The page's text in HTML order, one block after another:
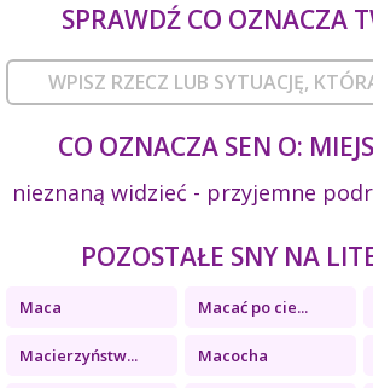
SPRAWDŹ CO OZNACZA
CO OZNACZA SEN O:
nieznaną widzieć - przyjemne
POZOSTAŁE SNY NA
Maca Macać po cie...
Macierzyństw... Macocha